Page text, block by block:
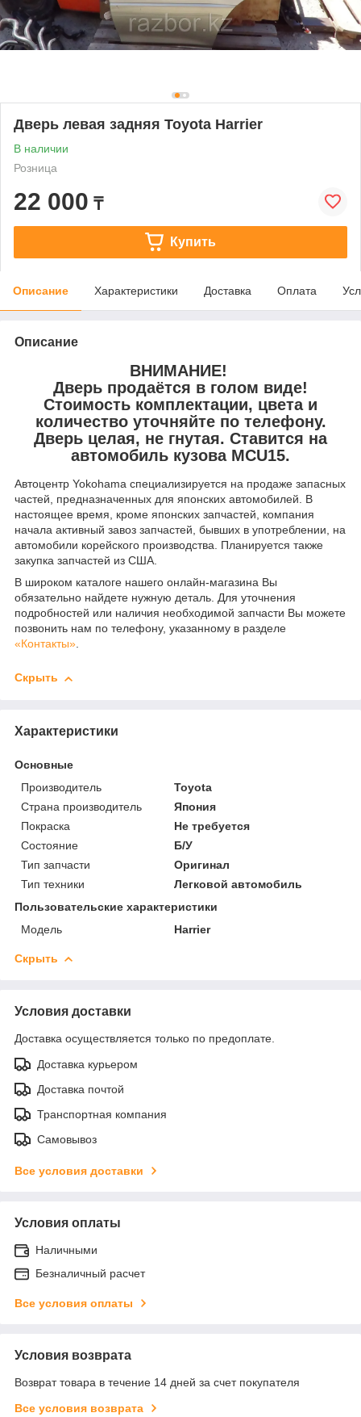
Дверь левая задняя Toyota Harrier
В наличии
Розница
22 000 ₸
Купить
Описание Характеристики Доставка Оплата
Описание
ВНИМАНИЕ!
Дверь продаётся в голом виде!
Стоимость комплектации, цвета и
количество уточняйте по телефону.
Дверь целая, не гнутая. Ставится на
автомобиль кузова MCU15.
Автоцентр Yokohama специализируется на продаже запасных
частей, предназначенных для японских автомобилей. В
настоящее время, кроме японских запчастей, компания
начала активный завоз запчастей, бывших в употреблении, на
автомобили корейского производства. Планируется также
закупка запчастей из США.
В широком каталоге нашего онлайн-магазина Вы
обязательно найдете нужную деталь. Для уточнения
подробностей или наличия необходимой запчасти Вы можете
позвонить нам по телефону, указанному в разделе
«Контакты».
Скрыть
Характеристики
Основные
Производитель
Toyota
Страна производитель
Япония
Покраска
Не требуется
Состояние
Б/У
Тип запчасти
Оригинал
Тип техники
Легковой автомобиль
Пользовательские характеристики
Модель
Harrier
Скрыть
Условия доставки
Доставка осуществляется только по предоплате.
Доставка курьером
Доставка почтой
Транспортная компания
Самовывоз
Все условия доставки
Условия оплаты
Наличными
Безналичный расчет
Все условия оплаты
Условия возврата
Возврат товара в течение 14 дней за счет покупателя
Все условия возврата